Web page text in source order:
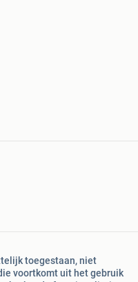
toegestaan, niet
voortkomt uit het gebruik